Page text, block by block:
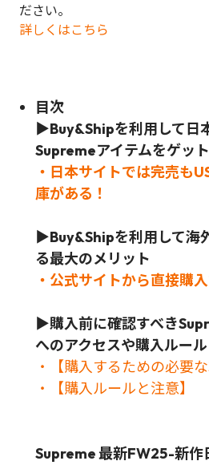
ださい。
詳しくはこちら
目次
▶Buy&Shipを利用して日
Supremeアイテムをゲッ
・日本サイトでは完売も
庫がある！
▶Buy&Shipを利用して海
る最大のメリット
・公式サイトから直接購
▶購入前に確認すべき
へのアクセスや購入ルール
・【購入するための必要
・【購入ルールと注意】
Supreme 最新FW25-新作